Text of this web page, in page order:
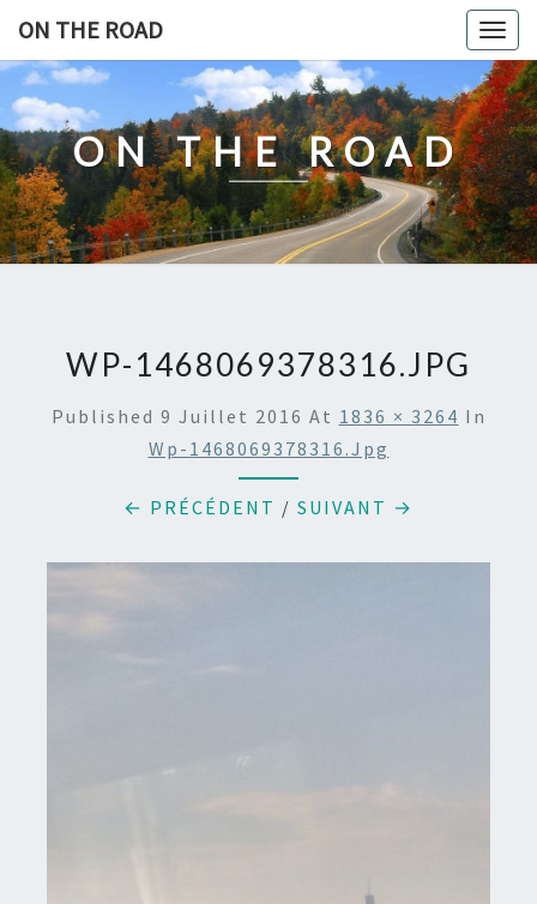
content
ON THE ROAD
ON THE ROAD
WP-1468069378316.JPG
Published 9 Juillet 2016 At 1836 × 3264 In
Wp-1468069378316.jpg
← PRÉCÉDENT / SUIVANT →